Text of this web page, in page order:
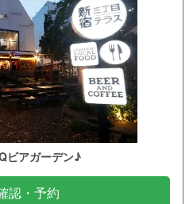
ビアガーデン♪
認・予約